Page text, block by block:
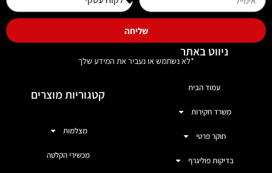
שליחה
*לא נשתמש או נעביר את המידע שלך
ניווט באתר
עמוד הבית
משרד חקירות
חוקר פרטי
בדיקות פוליגרף
קטגוריות מוצרים
מצלמות
מכשירי הקלטה